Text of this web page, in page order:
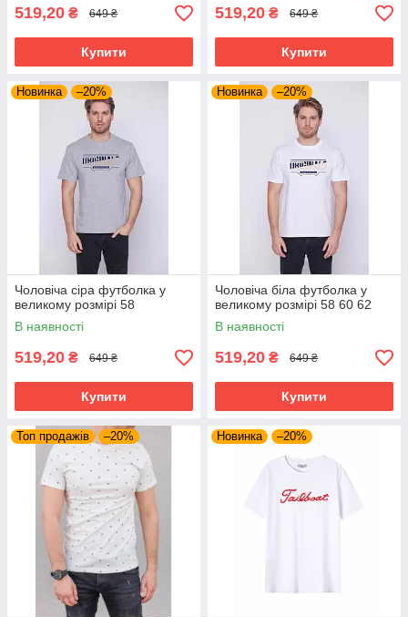
519,20 ₴ 649 ₴
Купити
519,20 ₴ 649 ₴
Купити
Новинка –20%
Чоловіча сіра футболка у
великому розмірі 58
В наявності
519,20 ₴ 649 ₴
Купити
Новинка –20%
Чоловіча біла футболка у
великому розмірі 58 60 62
В наявності
519,20 ₴ 649 ₴
Купити
Топ продажів –20% Новинка –20%